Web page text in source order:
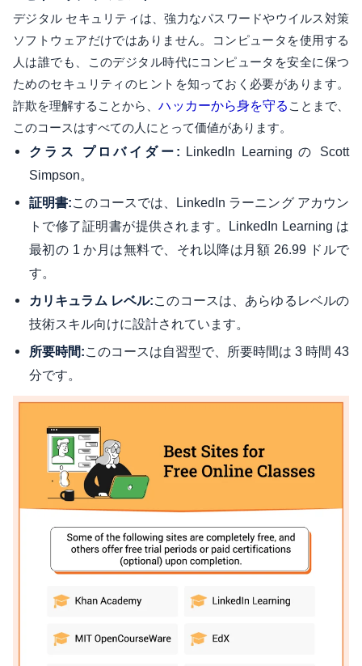
デジタル セキュリティは、強力なパスワードやウイルス対策
ソフトウェアだけではありません。コンピュータを使用する
人は誰でも、このデジタル時代にコンピュータを安全に保つ
ためのセキュリティのヒントを知っておく必要があります。
詐欺を理解することから、ハッカーから身を守る ことまで、
このコースはすべての人にとって価値があります。
クラス プロバイダー: LinkedIn Learning の Scott
Simpson。
証明書:このコースでは、LinkedIn ラーニング アカウン
トで修了証明書が提供されます。LinkedIn Learning は
最初の 1 か月は無料で、それ以降は月額 26.99 ドルで
す。
カリキュラム レベル:このコースは、あらゆるレベルの
技術スキル向けに設計されています。
所要時間:このコースは自習型で、所要時間は 3 時間 43
分です。